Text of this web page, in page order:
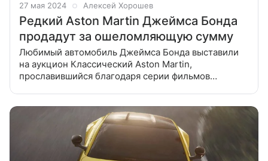
27 мая 2024 Алексей Хорошев
Редкий Aston Martin Джеймса Бонда
продадут за ошеломляющую сумму
Любимый автомобиль Джеймса Бонда выставили
на аукцион Классический Aston Martin,
прославившийся благодаря серии фильмов